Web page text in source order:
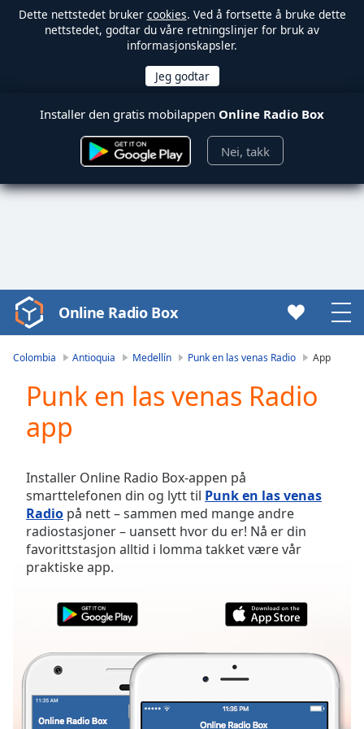
Dette nettstedet bruker cookies. Ved å fortsette å bruke dette
nettstedet, godtar du våre retningslinjer for bruk av
informasjonskapsler.
Installer den gratis mobilappen Online Radio Box
Nei, takk
Video
Player
Video
Skip
Forward
Mute
Current
Time0:00
Duration-:-
Seek to
live,
behind
LIVE
Online Radio Box
Colombia Antioquia Medellín Punk en las venas Radio App
Punk en las venas Radio
app
Installer Online Radio Box-appen på
smarttelefonen din og lytt til Punk en las venas
Radio på nett – sammen med mange andre
radiostasjoner – uansett hvor du er! Nå er din
favorittstasjon alltid i lomma takket være vår
praktiske app.